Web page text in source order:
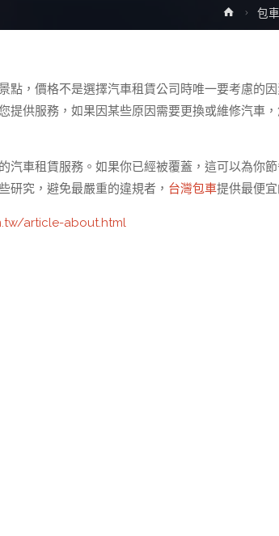
Home
包
點，價格不是選擇汽車租賃公司時唯一要考慮的
提供服務，如果因某些原因需要更換或維修汽車
汽車租賃服務。如果你已經被覆蓋，這可以為你
研究，避免最嚴重的違規者， 台灣包車提供最便宜
article-about.html